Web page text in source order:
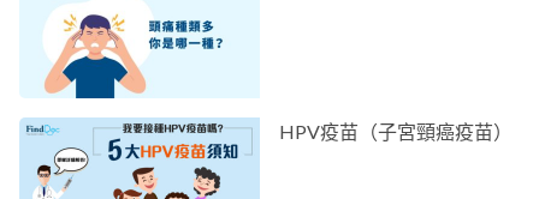
HPV疫苗（子宮頸癌疫苗）